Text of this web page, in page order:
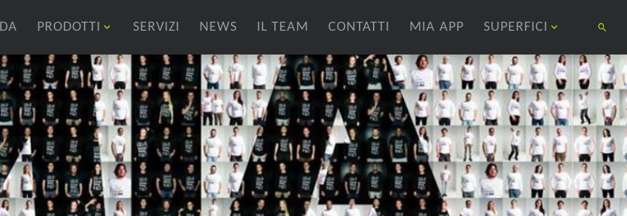
PRODOTTI SERVIZI NEWS IL TEAM CONTATTI MIA APP SUPERFICI